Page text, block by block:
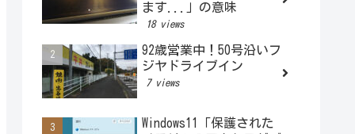
ます...」の意味
18 views
92歳営業中！50号沿いフ
ジヤドライブイン
7 views
Windows11「保護された